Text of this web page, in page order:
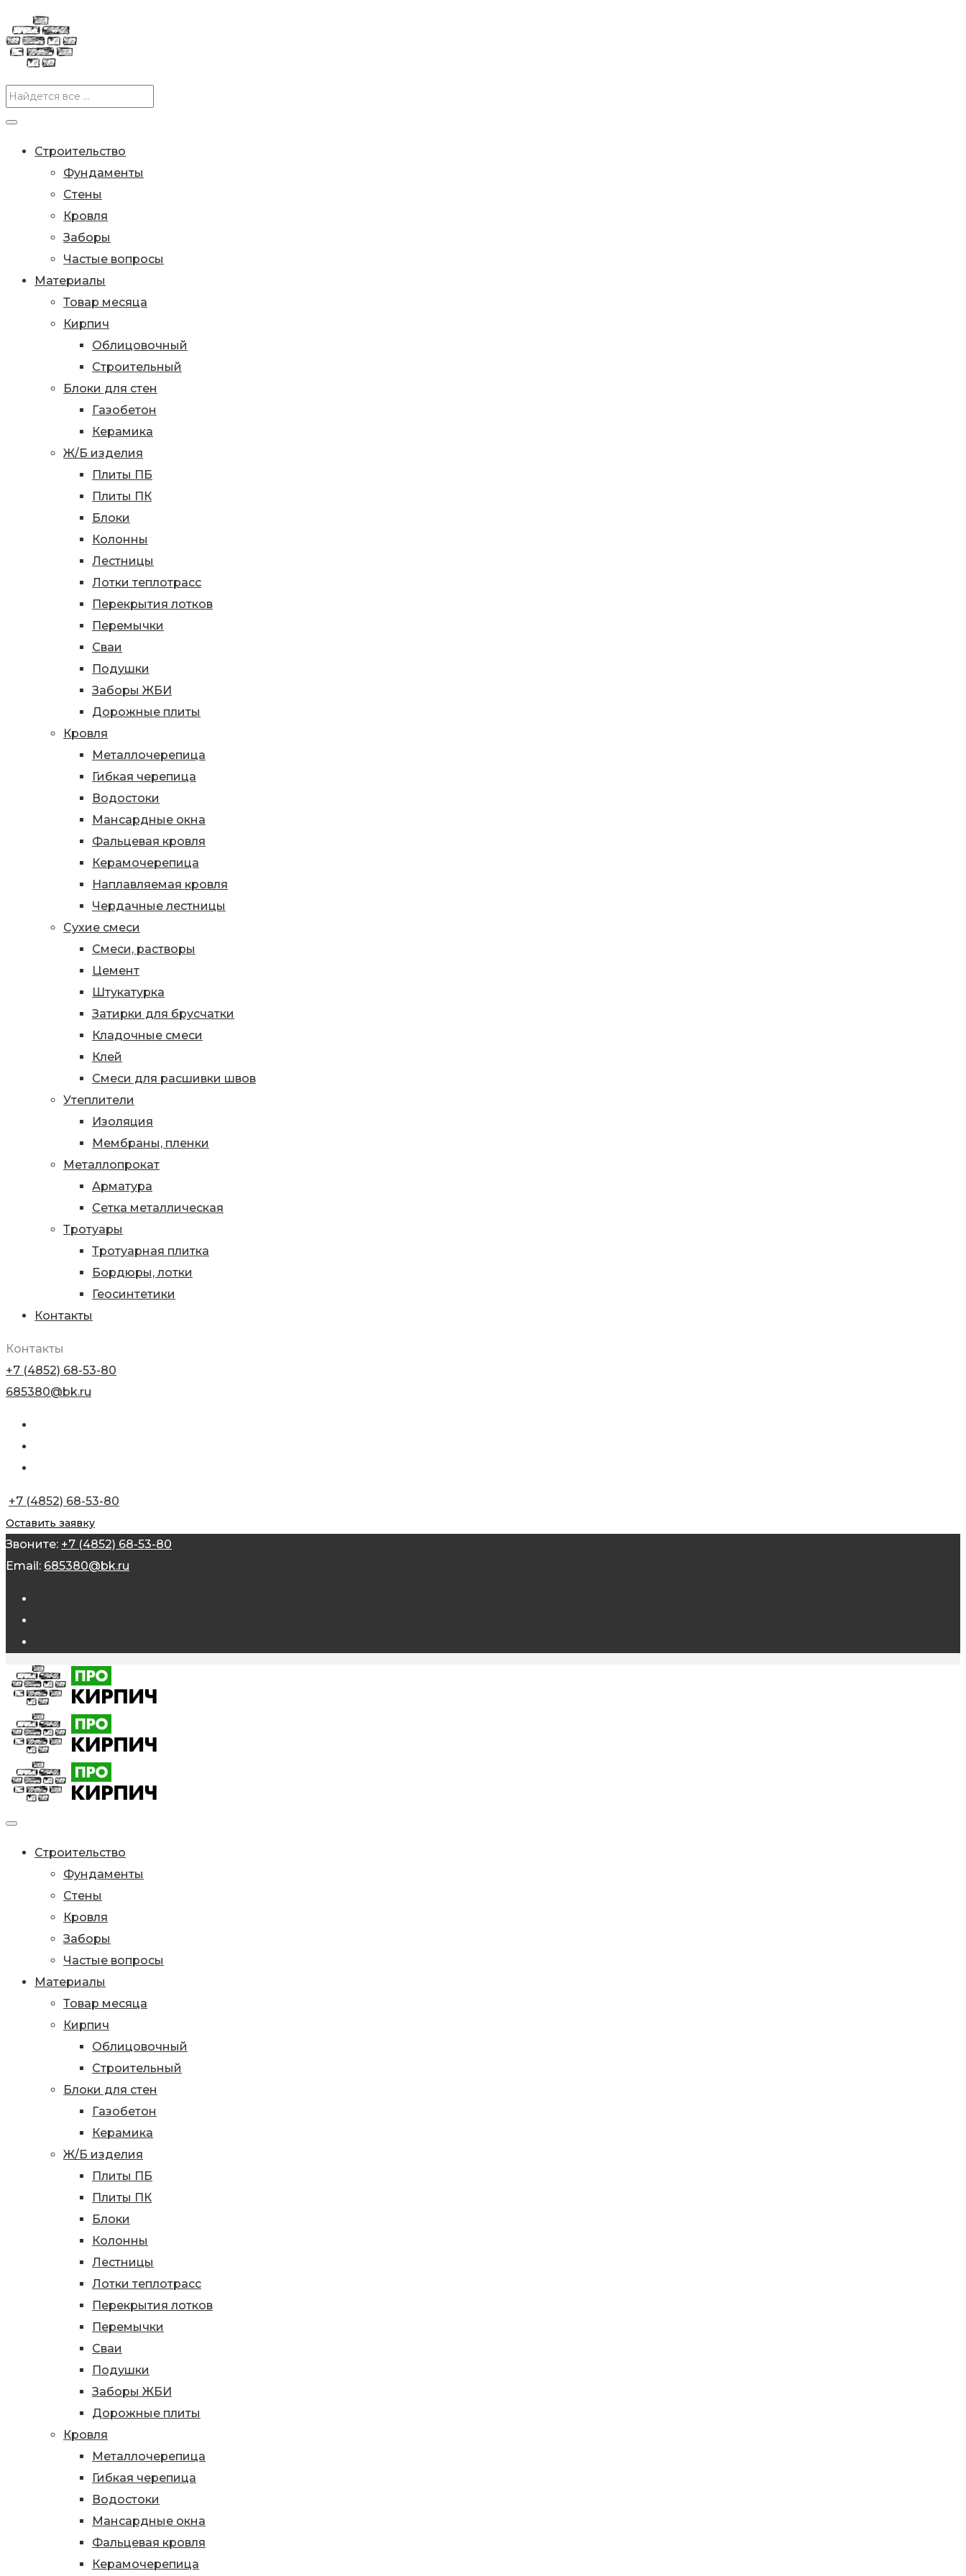
Строительство
Фундаменты
Стены
Кровля
Заборы
Частые вопросы
Материалы
Товар месяца
Кирпич
Облицовочный
Строительный
Блоки для стен
Газобетон
Керамика
Ж/Б изделия
Плиты ПБ
Плиты ПК
Блоки
Колонны
Лестницы
Лотки теплотрасс
Перекрытия лотков
Перемычки
Сваи
Подушки
Заборы ЖБИ
Дорожные плиты
Кровля
Металлочерепица
Гибкая черепица
Водостоки
Мансардные окна
Фальцевая кровля
Керамочерепица
Наплавляемая кровля
Чердачные лестницы
Сухие смеси
Смеси, растворы
Цемент
Штукатурка
Затирки для брусчатки
Кладочные смеси
Клей
Смеси для расшивки швов
Утеплители
Изоляция
Мембраны, пленки
Металлопрокат
Арматура
Сетка металлическая
Тротуары
Тротуарная плитка
Бордюры, лотки
Геосинтетики
Контакты
Контакты
+7 (4852) 68-53-80
685380@bk.ru
+7 (4852) 68-53-80
Оставить заявку
Звоните: +7 (4852) 68-53-80
Email: 685380@bk.ru
Строительство
Фундаменты
Стены
Кровля
Заборы
Частые вопросы
Материалы
Товар месяца
Кирпич
Облицовочный
Строительный
Блоки для стен
Газобетон
Керамика
Ж/Б изделия
Плиты ПБ
Плиты ПК
Блоки
Колонны
Лестницы
Лотки теплотрасс
Перекрытия лотков
Перемычки
Сваи
Подушки
Заборы ЖБИ
Дорожные плиты
Кровля
Металлочерепица
Гибкая черепица
Водостоки
Мансардные окна
Фальцевая кровля
Керамочерепица